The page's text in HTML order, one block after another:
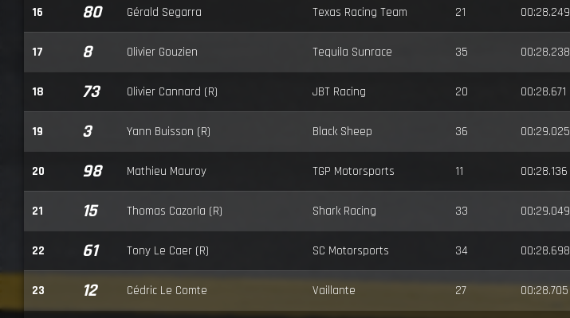
16 80 Gérald Segarra Texas Racing Team 21
17 8 Olivier Gouzien Tequila Sunrace 35
18 73 Olivier Cannard (R) JBT Racing 20 00:28.671
19 3 Yann Buisson (R) Black Sheep 36
20 98 Mathieu Mauroy TGP Motorsports 11
21 15 Thomas Cazorla (R) Shark Racing 33
22 61 Tony Le Caer (R) SC Motorsports 34
23 12 Cédric Le Comte Vaillante 27